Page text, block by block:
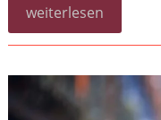
Laura
weiterlesen